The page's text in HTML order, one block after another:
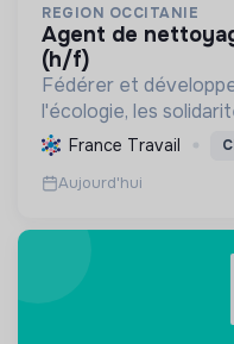
REGION OCCITANIE
agent de nettoyage au sein d'un lycée
(h/f)
Fédérer et
l'écologie, les
en valorisant la
France Travail
Aujourd'hui